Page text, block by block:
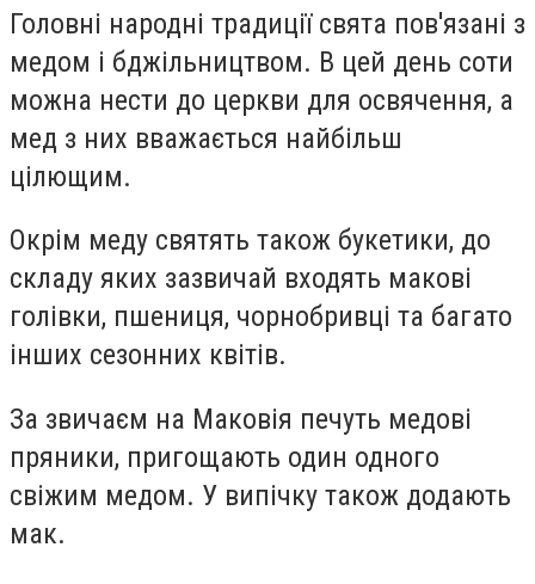
Головні народні традиції свята пов'язані з
медом і бджільництвом. В цей день соти
можна нести до церкви для освячення, а
мед з них вважається найбільш
цілющим.
Окрім меду святять також букетики, до
складу яких зазвичай входять макові
голівки, пшениця, чорнобривці та багато
інших сезонних квітів.
За звичаєм на Маковія печуть медові
пряники, пригощають один одного
свіжим медом. У випічку також додають
мак.